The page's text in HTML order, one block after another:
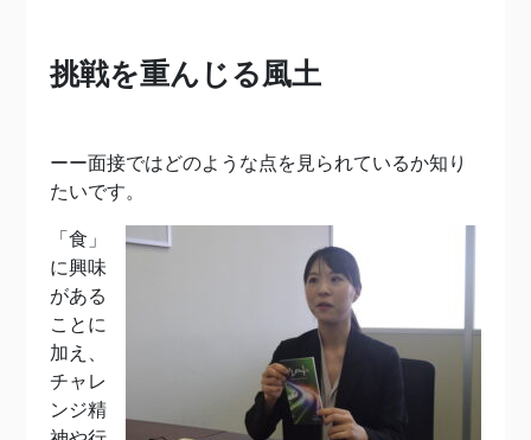
挑戦を重んじる風土
ーー面接ではどのような点を見られているか知り
たいです。
「食」
に興味
がある
ことに
加え、
チャレ
ンジ精